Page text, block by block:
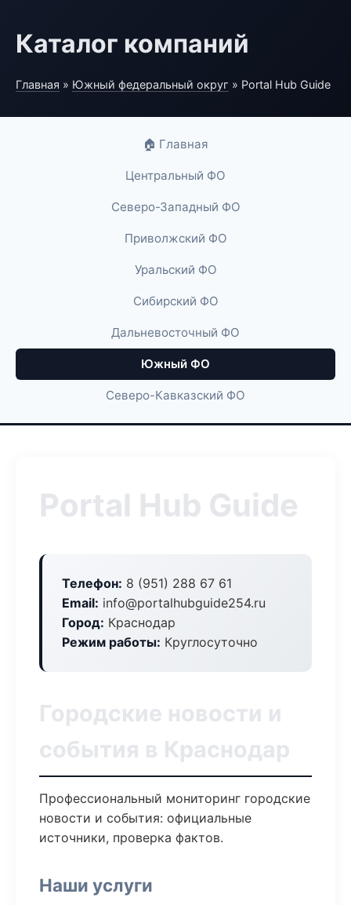
Каталог компаний
Главная » Южный федеральный округ » Portal Hub Guide
🏠 Главная
Центральный ФО
Северо-Западный ФО
Приволжский ФО
Уральский ФО
Сибирский ФО
Дальневосточный ФО
Южный ФО
Северо-Кавказский ФО
Portal Hub Guide
Телефон: 8 (951) 288 67 61
Email: info@portalhubguide254.ru
Город: Краснодар
Режим работы: Круглосуточно
Городские новости и
события в Краснодар
Профессиональный мониторинг городские
новости и события: официальные
источники, проверка фактов.
Наши услуги